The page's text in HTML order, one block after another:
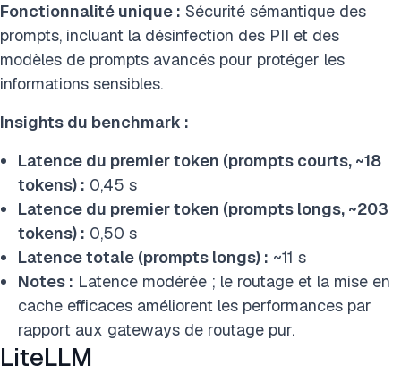
Fonctionnalité unique : Sécurité sémantique des
prompts, incluant la désinfection des PII et des
modèles de prompts avancés pour protéger les
informations sensibles.
Insights du benchmark :
Latence du premier token (prompts courts, ~18
tokens) : 0,45 s
Latence du premier token (prompts longs, ~203
tokens) : 0,50 s
Latence totale (prompts longs) : ~11 s
Notes : Latence modérée ; le routage et la mise en
cache efficaces améliorent les performances par
rapport aux gateways de routage pur.
LiteLLM